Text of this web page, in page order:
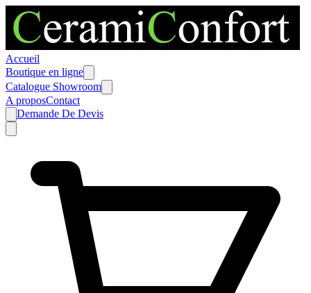
Accueil
Boutique en ligne
Catalogue Showroom
A proposContact
Demande De Devis